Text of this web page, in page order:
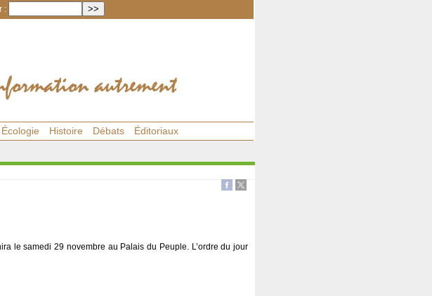
:
Écologie Histoire Débats Éditoriaux
le samedi 29 novembre au Palais du Peuple. L’ordre du jour